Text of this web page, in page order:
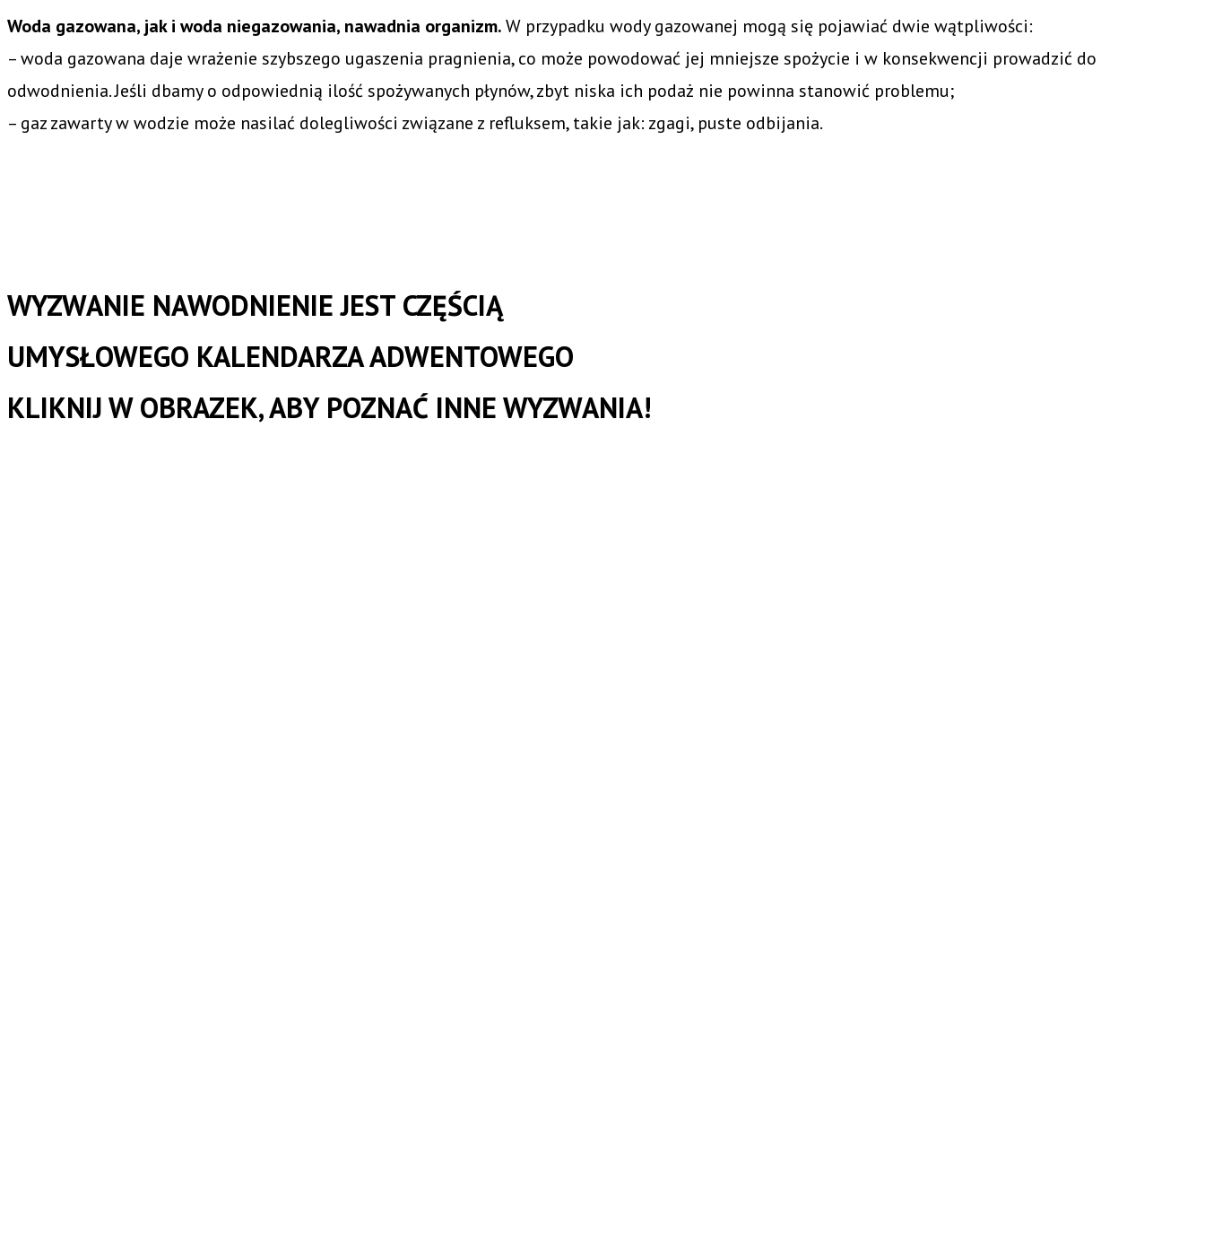
Woda gazowana, jak i woda niegazowania, nawadnia organizm.W przypadku wody gazowanej mogą się pojawiać dwie wątpliwości:
– woda gazowana daje wrażenie szybszego ugaszenia pragnienia, co może powodować jej mniejsze spożycie i w konsekwencji prowadzić do
odwodnienia. Jeśli dbamy o odpowiednią ilość spożywanych płynów, zbyt niska ich podaż nie powinna stanowić problemu;
– gaz zawarty w wodzie może nasilać dolegliwości związane z refluksem, takie jak: zgagi, puste odbijania.
WYZWANIE NAWODNIENIE JEST CZĘŚCIĄ
UMYSŁOWEGO KALENDARZA ADWENTOWEGO
KLIKNIJ W OBRAZEK, ABY POZNAĆ INNE WYZWANIA!